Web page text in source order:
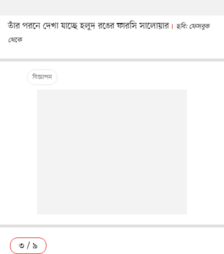
তাঁর পরনে দেখা যাচ্ছে হলুদ রঙের ফারসি সালোয়ার
ছবি: ফেসবুক
থেকে
৩ / ৯